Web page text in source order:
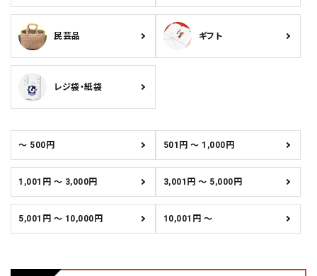
民芸品 ギフト
レジ袋・紙袋
～ 500円 501円 ～ 1,000円
1,001円 ～ 3,000円 3,001円 ～ 5,000円
5,001円 ～ 10,000円 10,001円 ～